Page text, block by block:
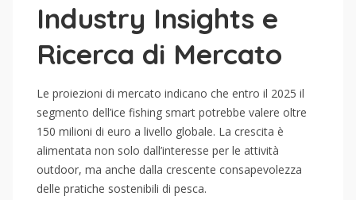
Industry Insights e
Ricerca di Mercato
Le proiezioni di mercato indicano che entro il 2025 il
segmento dell’ice fishing smart potrebbe valere oltre
150 milioni di euro a livello globale. La crescita è
alimentata non solo dall’interesse per le attività
outdoor, ma anche dalla crescente consapevolezza
delle pratiche sostenibili di pesca.